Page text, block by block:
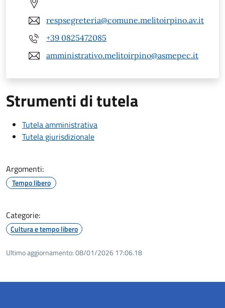
respsegreteria@comune.melitoirpino.av.it
+39 0825472085
amministrativo.melitoirpino@asmepec.it
Strumenti di tutela
Tutela amministrativa
Tutela giurisdizionale
Argomenti:
Tempo libero
Categorie:
Cultura e tempo libero
Ultimo aggiornamento:08/01/2026 17:06.18